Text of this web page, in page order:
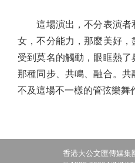
這場演出，不分表演者
女，不分能力，那麼美好
受到莫名的觸動，眼眶熱了
那種同步、共鳴、融合。共
不及這場不一樣的管弦樂舞
香港大公文匯傳媒集